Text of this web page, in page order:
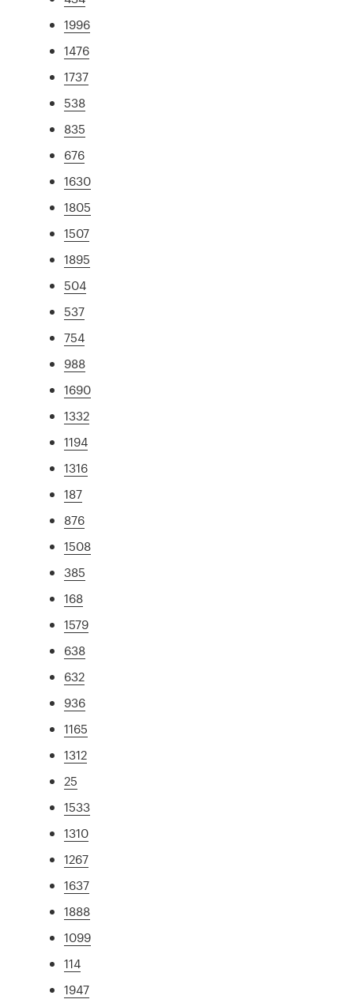
1996
1476
1737
538
835
676
1630
1805
1507
1895
504
537
754
988
1690
1332
1194
1316
187
876
1508
385
168
1579
638
632
936
1165
1312
25
1533
1310
1267
1637
1888
1099
114
1947